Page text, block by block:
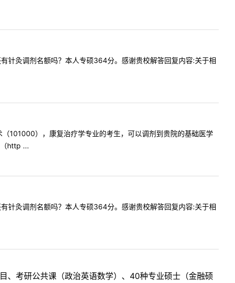
灸调剂名额吗？本人专硕364分。感谢贵校解答回复内容:关于相
101000），康复治疗学专业的考生，可以调剂到贵院的基础医学
http ...
灸调剂名额吗？本人专硕364分。感谢贵校解答回复内容:关于相
、考研公共课（政治英语数学）、40种专业硕士（金融硕